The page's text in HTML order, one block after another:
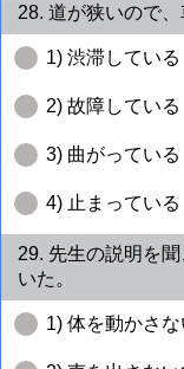
28. 道が狭いので
1) 渋滞している
2) 故障している
3) 曲がっている
4) 止まっている
29. 先生の説明を
いた。
1) 体を動かさ